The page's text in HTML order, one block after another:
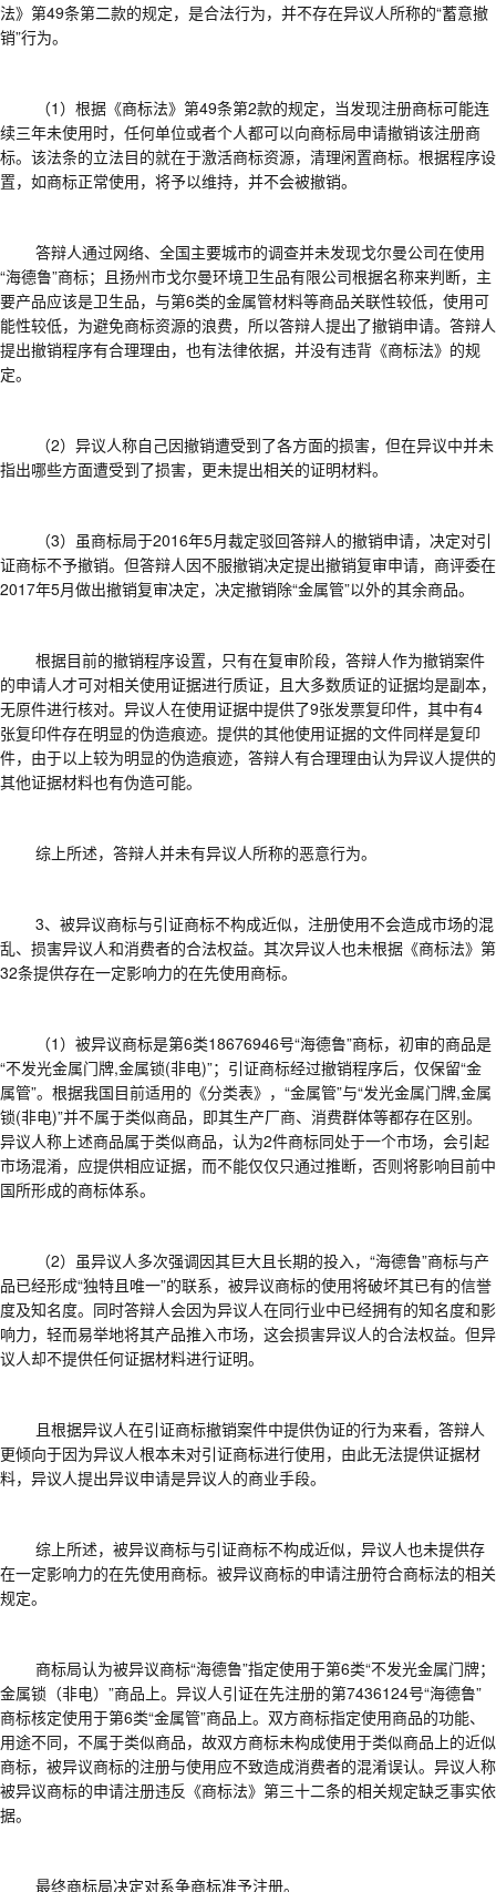
法》第49条第二款的规定，是合法行为，并不存在异议人所称的“蓄意撤
销”行为。
（1）根据《商标法》第49条第2款的规定，当发现注册商标可能连
续三年未使用时，任何单位或者个人都可以向商标局申请撤销该注册商
标。该法条的立法目的就在于激活商标资源，清理闲置商标。根据程序设
置，如商标正常使用，将予以维持，并不会被撤销。
答辩人通过网络、全国主要城市的调查并未发现戈尔曼公司在使用
“海德鲁”商标；且扬州市戈尔曼环境卫生品有限公司根据名称来判断，主
要产品应该是卫生品，与第6类的金属管材料等商品关联性较低，使用可
能性较低，为避免商标资源的浪费，所以答辩人提出了撤销申请。答辩人
提出撤销程序有合理理由，也有法律依据，并没有违背《商标法》的规
定。
（2）异议人称自己因撤销遭受到了各方面的损害，但在异议中并未
指出哪些方面遭受到了损害，更未提出相关的证明材料。
（3）虽商标局于2016年5月裁定驳回答辩人的撤销申请，决定对引
证商标不予撤销。但答辩人因不服撤销决定提出撤销复审申请，商评委在
2017年5月做出撤销复审决定，决定撤销除“金属管”以外的其余商品。
根据目前的撤销程序设置，只有在复审阶段，答辩人作为撤销案件
的申请人才可对相关使用证据进行质证，且大多数质证的证据均是副本，
无原件进行核对。异议人在使用证据中提供了9张发票复印件，其中有4
张复印件存在明显的伪造痕迹。提供的其他使用证据的文件同样是复印
件，由于以上较为明显的伪造痕迹，答辩人有合理理由认为异议人提供的
其他证据材料也有伪造可能。
综上所述，答辩人并未有异议人所称的恶意行为。
3、被异议商标与引证商标不构成近似，注册使用不会造成市场的混
乱、损害异议人和消费者的合法权益。其次异议人也未根据《商标法》第
32条提供存在一定影响力的在先使用商标。
（1）被异议商标是第6类18676946号“海德鲁”商标，初审的商品是
“不发光金属门牌,金属锁(非电)”；引证商标经过撤销程序后，仅保留“金
属管”。根据我国目前适用的《分类表》，“金属管”与“发光金属门牌,金属
锁(非电)”并不属于类似商品，即其生产厂商、消费群体等都存在区别。
异议人称上述商品属于类似商品，认为2件商标同处于一个市场，会引起
市场混淆，应提供相应证据，而不能仅仅只通过推断，否则将影响目前中
国所形成的商标体系。
（2）虽异议人多次强调因其巨大且长期的投入，“海德鲁”商标与产
品已经形成“独特且唯一”的联系，被异议商标的使用将破坏其已有的信誉
度及知名度。同时答辩人会因为异议人在同行业中已经拥有的知名度和影
响力，轻而易举地将其产品推入市场，这会损害异议人的合法权益。但异
议人却不提供任何证据材料进行证明。
且根据异议人在引证商标撤销案件中提供伪证的行为来看，答辩人
更倾向于因为异议人根本未对引证商标进行使用，由此无法提供证据材
料，异议人提出异议申请是异议人的商业手段。
综上所述，被异议商标与引证商标不构成近似，异议人也未提供存
在一定影响力的在先使用商标。被异议商标的申请注册符合商标法的相关
规定。
商标局认为被异议商标“海德鲁”指定使用于第6类“不发光金属门牌；
金属锁（非电）”商品上。异议人引证在先注册的第7436124号“海德鲁”
商标核定使用于第6类“金属管”商品上。双方商标指定使用商品的功能、
用途不同，不属于类似商品，故双方商标未构成使用于类似商品上的近似
商标，被异议商标的注册与使用应不致造成消费者的混淆误认。异议人称
被异议商标的申请注册违反《商标法》第三十二条的相关规定缺乏事实依
据。
最终商标局决定对系争商标准予注册。